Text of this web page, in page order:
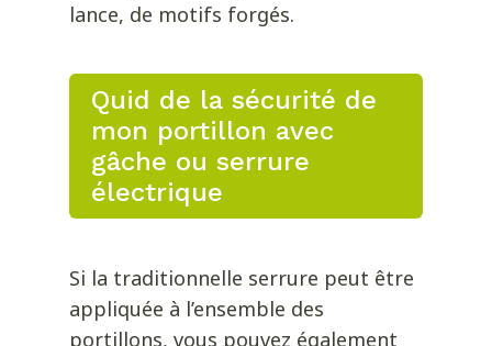
lance, de motifs forgés.
Quid de la sécurité de
mon portillon avec
gâche ou serrure
électrique
Si la traditionnelle serrure peut être
appliquée à l’ensemble des
portillons, vous pouvez également